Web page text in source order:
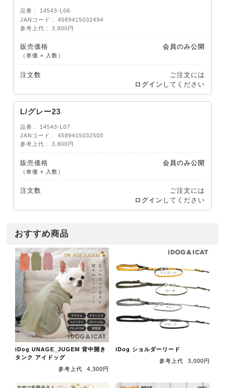
品番
14543-L06
JANコード
4589415032494
参考上代
3,800円
販売価格
（単価 × 入数）
会員のみ公開
注文数
ご注文には
ログイン してください
L/グレー23
品番
14543-L07
JANコード
4589415032500
参考上代
3,800円
販売価格
（単価 × 入数）
会員のみ公開
注文数
ご注文には
ログイン してください
おすすめ商品
iDog UNAGE_JUGEM 背中開き
タンク アイドッグ
参考上代
4,300円
iDog ショルダーリード
参考上代
3,000円